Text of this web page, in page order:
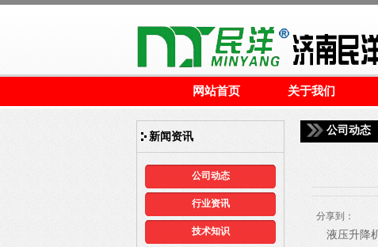
网站首页 关于我们
新闻资讯
公司动态
行业资讯
技术知识
公司动态
分享到：
液压升降